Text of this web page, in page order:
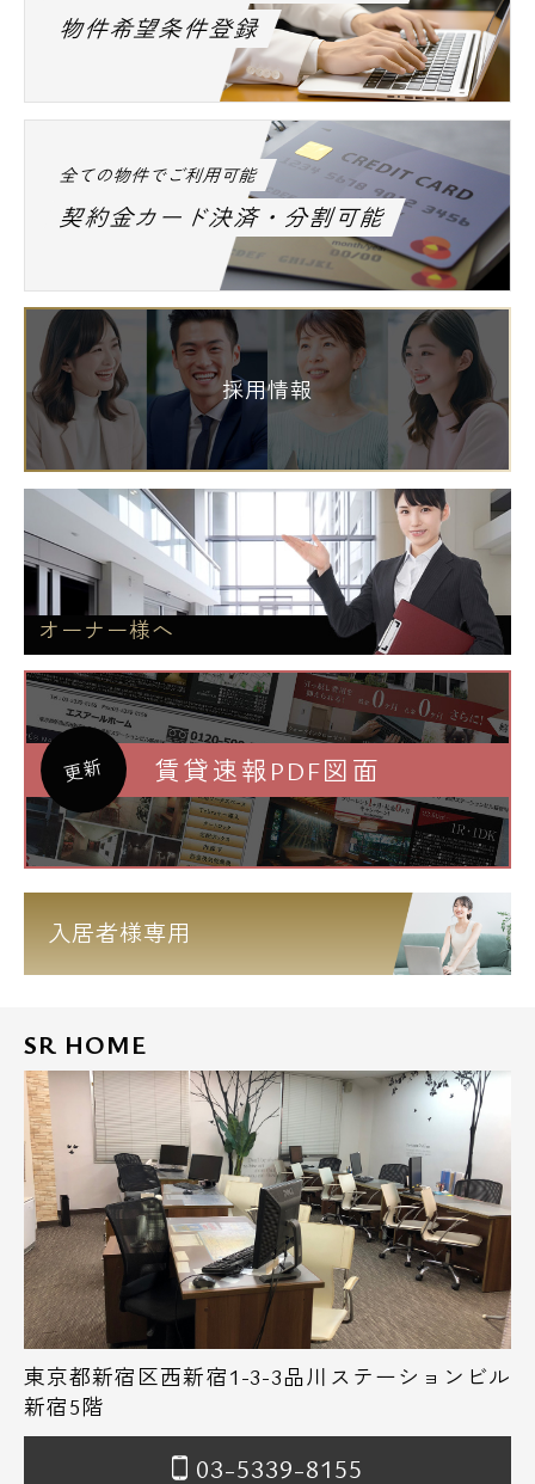
物件希望条件登録
全ての物件でご利用可能
契約金カード決済・分割可能
採用情報
オーナー様へ
更新 賃貸速報PDF図面
入居者様専用
SR HOME
東京都新宿区西新宿1-3-3品川ステーションビル
新宿5階
03-5339-8155